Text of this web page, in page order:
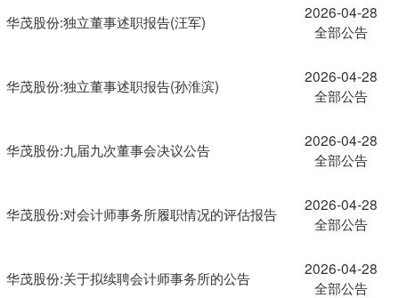
华茂股份:独立董事述职报告(汪军)
2026-04-28
全部公告
华茂股份:独立董事述职报告(孙淮滨)
2026-04-28
全部公告
华茂股份:九届九次董事会决议公告
2026-04-28
全部公告
华茂股份:对会计师事务所履职情况的评估报告
2026-04-28
全部公告
华茂股份:关于拟续聘会计师事务所的公告
2026-04-28
全部公告